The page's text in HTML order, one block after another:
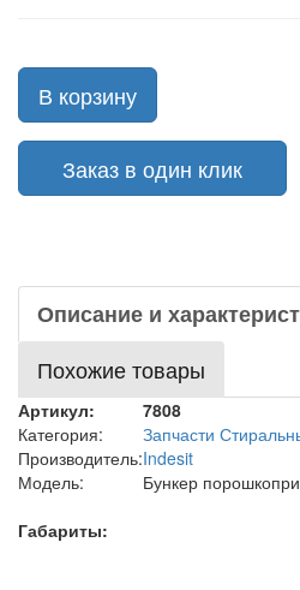
В корзину
Заказ в один клик
Описание и
Похожие товары
Артикул:
7808
Категория:
Запчасти
Производитель:Indesit
Модель:
Бункер
Габариты: